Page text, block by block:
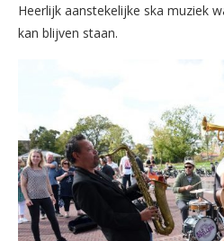
Heerlijk aanstekelijke ska muziek
kan blijven staan.